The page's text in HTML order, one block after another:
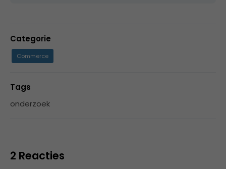
Categorie
Commerce
Tags
onderzoek
2 Reacties